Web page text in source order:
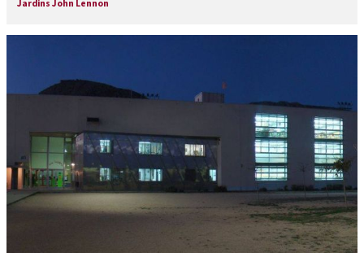
Jardins John Lennon